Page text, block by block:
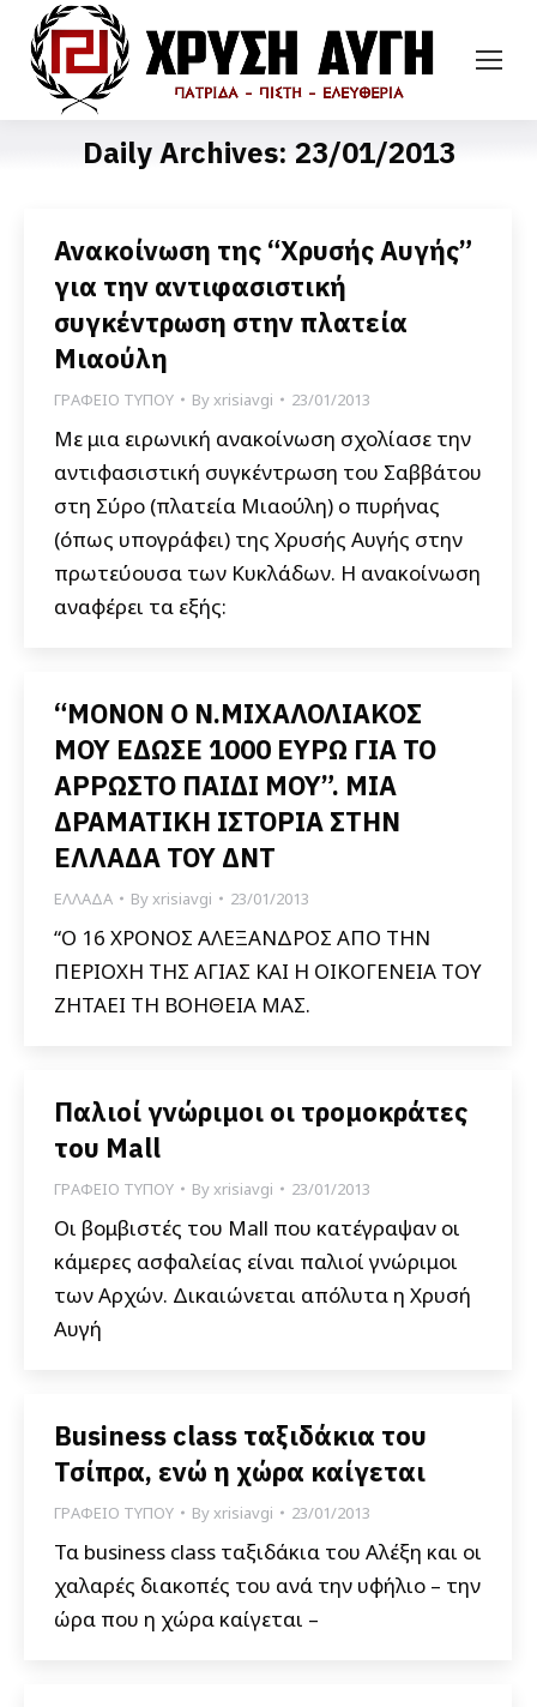
Daily Archives: 23/01/2013
Ανακοίνωση της “Χρυσής Αυγής”
για την αντιφασιστική
συγκέντρωση στην πλατεία
Μιαούλη
ΓΡΑΦΕΙΟ ΤΥΠΟΥ Byxrisiavgi 23/01/2013
Με μια ειρωνική ανακοίνωση σχολίασε την
αντιφασιστική συγκέντρωση του Σαββάτου
στη Σύρο (πλατεία Μιαούλη) ο πυρήνας
(όπως υπογράφει) της Χρυσής Αυγής στην
πρωτεύουσα των Κυκλάδων. Η ανακοίνωση
αναφέρει τα εξής:
“ΜΟΝΟΝ Ο Ν.ΜΙΧΑΛΟΛΙΑΚΟΣ
ΜΟΥ ΕΔΩΣΕ 1000 ΕΥΡΩ ΓΙΑ ΤΟ
ΑΡΡΩΣΤΟ ΠΑΙΔΙ ΜΟΥ”. ΜΙΑ
ΔΡΑΜΑΤΙΚΗ ΙΣΤΟΡΙΑ ΣΤΗΝ
ΕΛΛΑΔΑ ΤΟΥ ΔΝΤ
ΕΛΛΑΔΑ Byxrisiavgi 23/01/2013
“Ο 16 ΧΡΟΝΟΣ ΑΛΕΞΑΝΔΡΟΣ ΑΠΟ ΤΗΝ
ΠΕΡΙΟΧΗ ΤΗΣ ΑΓΙΑΣ ΚΑΙ Η ΟΙΚΟΓΕΝΕΙΑ ΤΟΥ
ΖΗΤΑΕΙ ΤΗ ΒΟΗΘΕΙΑ ΜΑΣ.
Παλιοί γνώριμοι οι τρομοκράτες
του Mall
ΓΡΑΦΕΙΟ ΤΥΠΟΥ Byxrisiavgi 23/01/2013
Οι βομβιστές του Mall που κατέγραψαν οι
κάμερες ασφαλείας είναι παλιοί γνώριμοι
των Αρχών. Δικαιώνεται απόλυτα η Χρυσή
Αυγή
Βusiness class ταξιδάκια του
Τσίπρα, ενώ η χώρα καίγεται
ΓΡΑΦΕΙΟ ΤΥΠΟΥ Byxrisiavgi 23/01/2013
Τα business class ταξιδάκια του Αλέξη και οι
χαλαρές διακοπές του ανά την υφήλιο – την
ώρα που η χώρα καίγεται –